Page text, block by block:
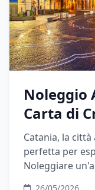
Noleggio
Carta di
Catania, la
perfetta per
Noleggiare
26/05/2026